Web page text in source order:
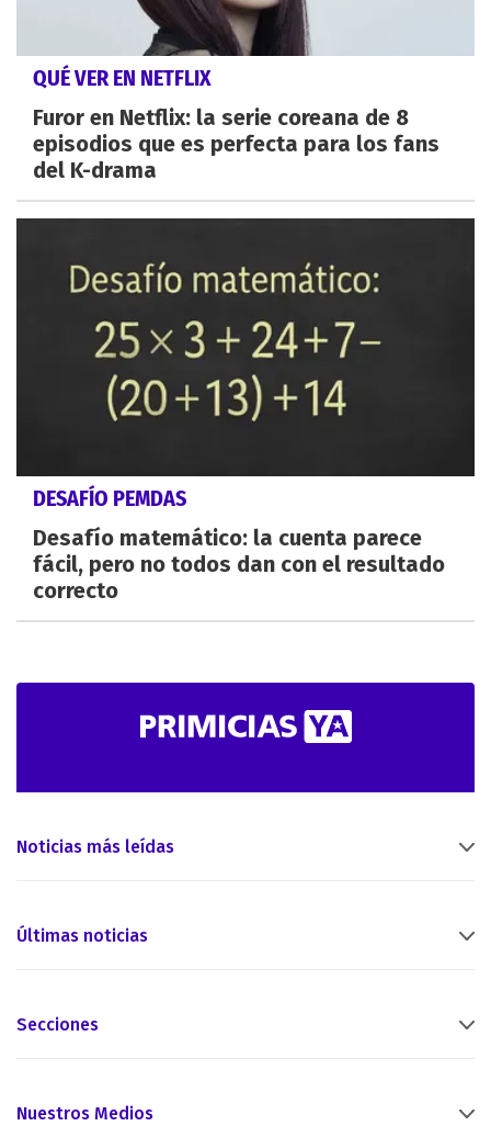
QUÉ VER EN NETFLIX
Furor en Netflix: la serie coreana de 8
episodios que es perfecta para los fans
del K-drama
DESAFÍO PEMDAS
Desafío matemático: la cuenta parece
fácil, pero no todos dan con el resultado
correcto
Noticias más leídas
Últimas noticias
Secciones
Nuestros Medios